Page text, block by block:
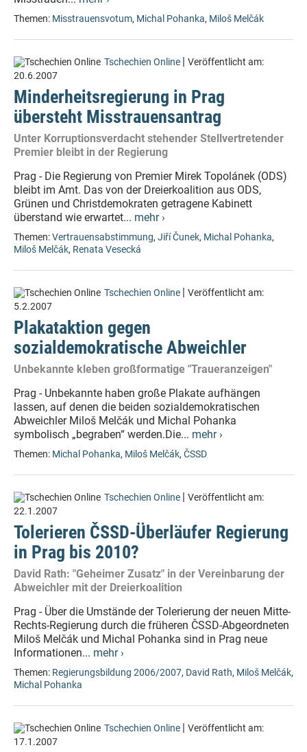
Themen: Misstrauensvotum, Michal Pohanka, Miloš Melčák
Tschechien Online | Veröffentlicht am:
20.6.2007
Minderheitsregierung in Prag
übersteht Misstrauensantrag
Unter Korruptionsverdacht stehender Stellvertretender
Premier bleibt in der Regierung
Prag - Die Regierung von Premier Mirek Topolánek (ODS)
bleibt im Amt. Das von der Dreierkoalition aus ODS,
Grünen und Christdemokraten getragene Kabinett
überstand wie erwartet... mehr ›
Themen:Vertrauensabstimmung, Jiří Čunek, Michal Pohanka,
Miloš Melčák, Renata Vesecká
Tschechien Online | Veröffentlicht am:
5.2.2007
Plakataktion gegen
sozialdemokratische Abweichler
Unbekannte kleben großformatige "Traueranzeigen"
Prag - Unbekannte haben große Plakate aufhängen
lassen, auf denen die beiden sozialdemokratischen
Abweichler Miloš Melčák und Michal Pohanka
symbolisch „begraben“ werden.Die... mehr ›
Themen: Michal Pohanka, Miloš Melčák, ČSSD
Tschechien Online | Veröffentlicht am:
22.1.2007
Tolerieren ČSSD-Überläufer Regierung
in Prag bis 2010?
David Rath: "Geheimer Zusatz" in der Vereinbarung der
Abweichler mit der Dreierkoalition
Prag - Über die Umstände der Tolerierung der neuen Mitte-
Rechts-Regierung durch die früheren ČSSD-Abgeordneten
Miloš Melčák und Michal Pohanka sind in Prag neue
Informationen... mehr ›
Themen: Regierungsbildung 2006/2007, David Rath, Miloš Melčák,
Michal Pohanka
Tschechien Online | Veröffentlicht am:
17.1.2007